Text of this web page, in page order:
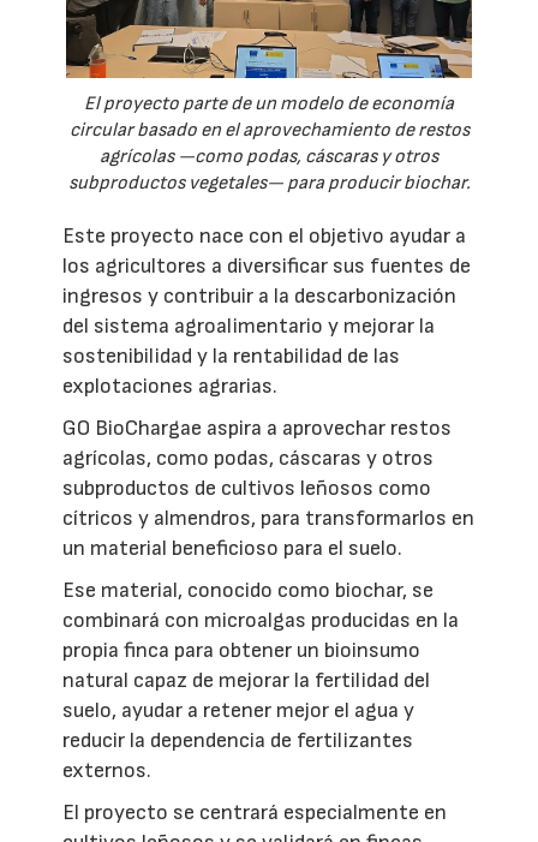
El proyecto parte de un modelo de economía
circular basado en el aprovechamiento de restos
agrícolas —como podas, cáscaras y otros
subproductos vegetales— para producir biochar.
Este proyecto nace con el objetivo ayudar a
los agricultores a diversificar sus fuentes de
ingresos y contribuir a la descarbonización
del sistema agroalimentario y mejorar la
sostenibilidad y la rentabilidad de las
explotaciones agrarias.
GO BioChargae aspira a aprovechar restos
agrícolas, como podas, cáscaras y otros
subproductos de cultivos leñosos como
cítricos y almendros, para transformarlos en
un material beneficioso para el suelo.
Ese material, conocido como biochar, se
combinará con microalgas producidas en la
propia finca para obtener un bioinsumo
natural capaz de mejorar la fertilidad del
suelo, ayudar a retener mejor el agua y
reducir la dependencia de fertilizantes
externos.
El proyecto se centrará especialmente en